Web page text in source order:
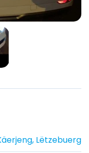
Lëtzebuerg